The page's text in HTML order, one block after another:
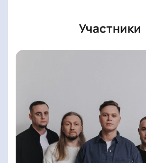
билета и ознакомиться с
Для бронирования воспользуйтесь
По вопросам афиши,
составу участников, формату
особенностям площадки
специалистам — контакты
Участники